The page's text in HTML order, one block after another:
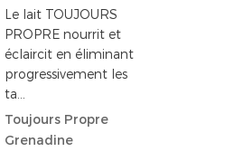
Le lait TOUJOURS
PROPRE nourrit et
éclaircit en éliminant
progressivement les
ta...
Toujours Propre
Grenadine